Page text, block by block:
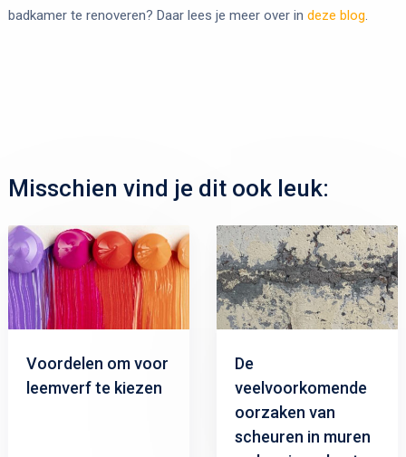
badkamer te renoveren? Daar lees je meer over in deze blog.
Misschien vind je dit ook leuk:
Voordelen om voor
leemverf te kiezen
De
veelvoorkomende
oorzaken van
scheuren in muren